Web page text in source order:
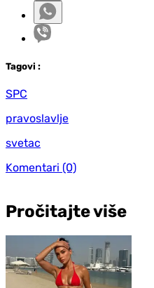
Tagovi :
SPC
pravoslavlje
svetac
Komentari (0)
Pročitajte više